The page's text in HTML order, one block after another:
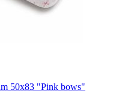
50x83 "Pink bows"